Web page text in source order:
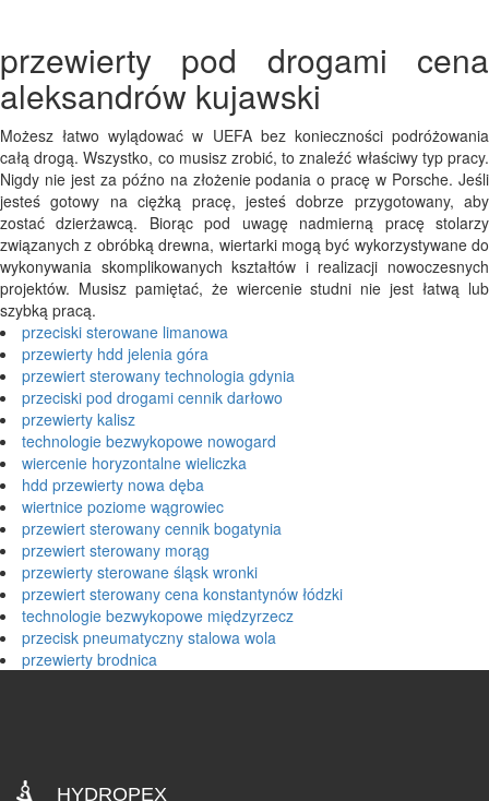
przewierty pod drogami cena
aleksandrów kujawski
Możesz łatwo wylądować w UEFA bez konieczności podróżowania
całą drogą. Wszystko, co musisz zrobić, to znaleźć właściwy typ pracy.
Nigdy nie jest za późno na złożenie podania o pracę w Porsche. Jeśli
jesteś gotowy na ciężką pracę, jesteś dobrze przygotowany, aby
zostać dzierżawcą. Biorąc pod uwagę nadmierną pracę stolarzy
związanych z obróbką drewna, wiertarki mogą być wykorzystywane do
wykonywania skomplikowanych kształtów i realizacji nowoczesnych
projektów. Musisz pamiętać, że wiercenie studni nie jest łatwą lub
szybką pracą.
przeciski sterowane limanowa
przewierty hdd jelenia góra
przewiert sterowany technologia gdynia
przeciski pod drogami cennik darłowo
przewierty kalisz
technologie bezwykopowe nowogard
wiercenie horyzontalne wieliczka
hdd przewierty nowa dęba
wiertnice poziome wągrowiec
przewiert sterowany cennik bogatynia
przewiert sterowany morąg
przewierty sterowane śląsk wronki
przewiert sterowany cena konstantynów łódzki
technologie bezwykopowe międzyrzecz
przecisk pneumatyczny stalowa wola
przewierty brodnica
HYDROPEX